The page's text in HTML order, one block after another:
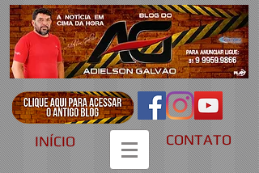
INÍCIO CONTATO